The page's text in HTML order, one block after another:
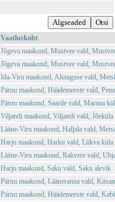
Vaatluskoht
Jõgeva maakond, Mustvee vald,
Jõgeva maakond, Mustvee vald,
Ida-Viru maakond, Alutaguse vald,
Pärnu maakond, Häädemeeste vald,
Pärnu maakond, Saarde vald, Marana
Viljandi maakond, Viljandi vald, Jõeküla
Lääne-Viru maakond, Haljala vald,
Harju maakond, Harku vald, Liikva küla
Lääne-Viru maakond, Rakvere vald,
Harju maakond, Saku vald, Saku alevik
Pärnu maakond, Lääneranna vald,
Pärnu maakond, Häädemeeste vald,